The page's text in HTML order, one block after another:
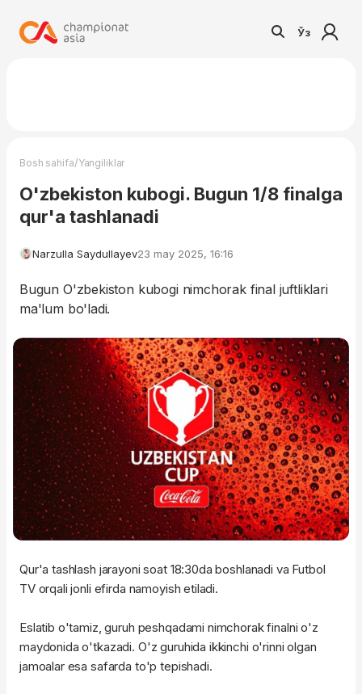
Ўз
Bosh sahifa/Yangiliklar
O'zbekiston kubogi. Bugun 1/8 finalga
qur'a tashlanadi
Narzulla Saydullayev23 may 2025, 16:16
Bugun O'zbekiston kubogi nimchorak final juftliklari
ma'lum bo'ladi.
Qur'a tashlash jarayoni soat 18:30da boshlanadi va Futbol
TV orqali jonli efirda namoyish etiladi.
Eslatib o'tamiz, guruh peshqadami nimchorak finalni o'z
maydonida o'tkazadi. O'z guruhida ikkinchi o'rinni olgan
jamoalar esa safarda to'p tepishadi.